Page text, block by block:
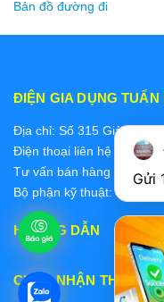
Bản đồ đường đi
ĐIỆN GIA DỤNG TUẤN
Địa chỉ: Số 315 Giảng Võ,
Điện thoại liên hệ các bộ
Tư vấn bán hàng 2:
Bộ phận kỹ thuật: 0978
HƯỚNG DẪN
CHẤP NHẬN THANH
Gửi